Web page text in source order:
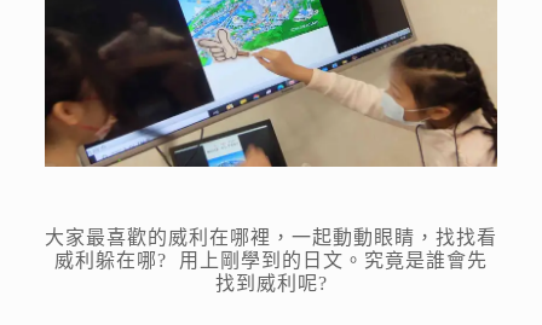
大家最喜歡的威利在哪裡，一起動動眼睛，找找看
威利躲在哪? 用上剛學到的日文。究竟是誰會先
找到威利呢?